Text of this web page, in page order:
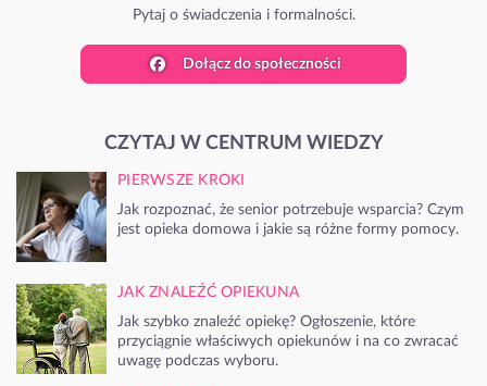
Pytaj o świadczenia i formalności.
Dołącz do społeczności
CZYTAJ W CENTRUM WIEDZY
PIERWSZE KROKI
Jak rozpoznać, że senior potrzebuje wsparcia? Czym
jest opieka domowa i jakie są różne formy pomocy.
JAK ZNALEŹĆ OPIEKUNA
Jak szybko znaleźć opiekę? Ogłoszenie, które
przyciągnie właściwych opiekunów i na co zwracać
uwagę podczas wyboru.